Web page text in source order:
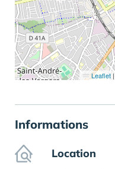
Leaflet |
Informations
Location